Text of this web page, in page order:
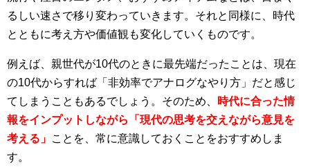
るしい速さで移り変わっていきます。それと同様に、時代
とともに考え方や価値観も変化していくものです。
例えば、親世代が10代のときに最先端だったことは、現在
の10代からすれば「非効率でアナログなやり方」だと感じ
てしまうこともあるでしょう。そのため、
時代に合った情
報をインプットしながら「現代の思考を交えながら意見を
考える」 ことを、常に意識しておくことをおすすめしま
す。